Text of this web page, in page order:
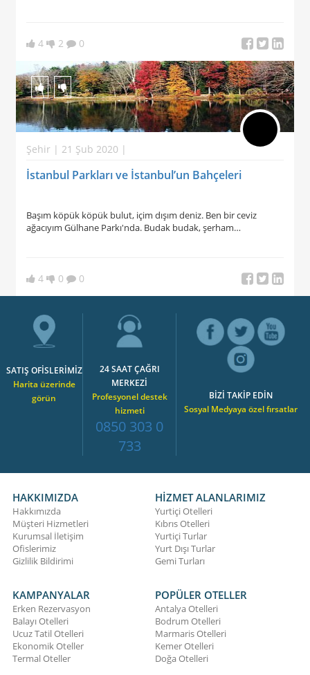
4 2 0
Şehir | 21 Şub 2020 |
İstanbul Parkları ve İstanbul’un Bahçeleri
Başım köpük köpük bulut, içim dışım deniz. Ben bir ceviz
ağacıyım Gülhane Parkı'nda. Budak budak, şerham…
4 0 0
SATIŞ OFİSLERİMİZ
Harita üzerinde
görün
24 SAAT ÇAĞRI
MERKEZİ
Profesyonel destek
hizmeti
0850 303 0
733
BİZİ TAKİP EDİN
Sosyal Medyaya özel fırsatlar
HAKKIMIZDA
Hakkımızda
Müşteri Hizmetleri
Kurumsal İletişim
Ofislerimiz
Gizlilik Bildirimi
HİZMET ALANLARIMIZ
Yurtiçi Otelleri
Kıbrıs Otelleri
Yurtiçi Turlar
Yurt Dışı Turlar
Gemi Turları
KAMPANYALAR
Erken Rezervasyon
Balayı Otelleri
Ucuz Tatil Otelleri
Ekonomik Oteller
Termal Oteller
POPÜLER OTELLER
Antalya Otelleri
Bodrum Otelleri
Marmaris Otelleri
Kemer Otelleri
Doğa Otelleri